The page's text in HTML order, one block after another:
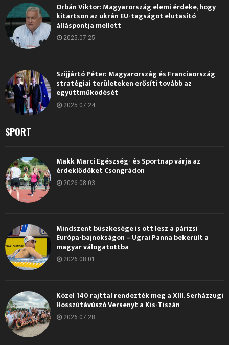
Orbán Viktor: Magyarország elemi érdeke, hogy
kitartson az ukrán EU-tagságot elutasító
álláspontja mellett
2025.07.25.
Szijjártó Péter: Magyarország és Franciaország
stratégiai területeken erősíti tovább az
együttműködését
2025.07.24.
SPORT
Makk Marci Egészség- és Sportnap várja az
érdeklődőket Csongrádon
2026.08.03.
Mindszent büszkesége is ott lesz a párizsi
Európa-bajnokságon – Ugrai Panna bekerült a
magyar válogatottba
2026.08.01.
Közel 140 rajttal rendezték meg a XIII. Serházzugi
Hosszútávúszó Versenyt a Kis-Tiszán
2026.07.28.